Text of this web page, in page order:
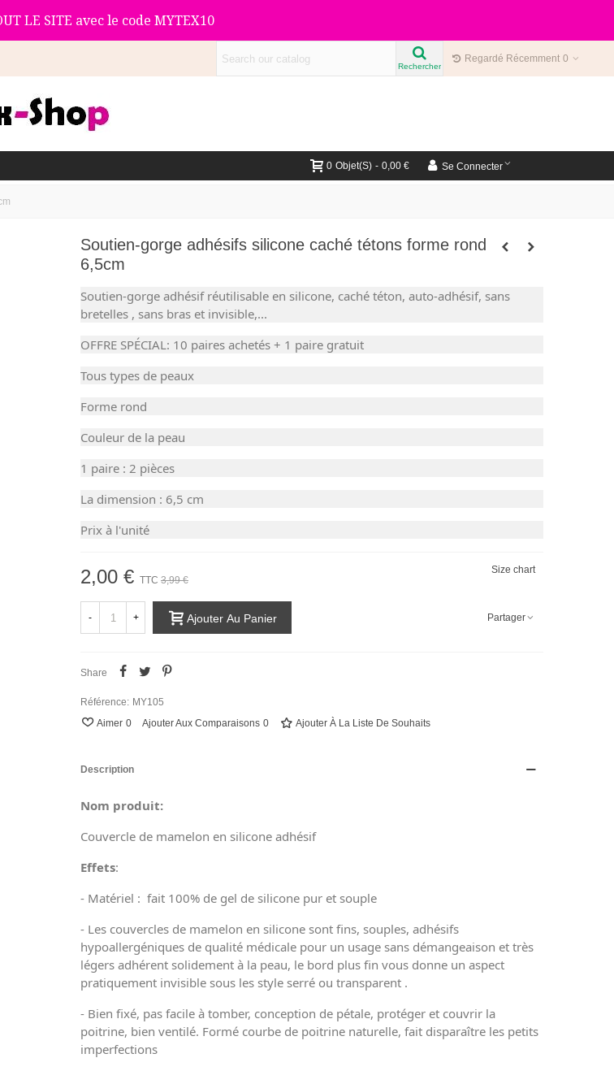
LE SITE avec le code MYTEX10
Rechercher
Regardé Récemment 0
0 Objet(s) - 0,00 € Se Connecter
Soutien-gorge adhésifs silicone caché tétons forme rond
6,5cm
Soutien-gorge adhésif réutilisable en silicone, caché téton, auto-adhésif, sans
bretelles , sans bras et invisible,...
OFFRE SPÉCIAL: 10 paires achetés + 1 paire gratuit
Tous types de peaux
Forme rond
Couleur de la peau
1 paire : 2 pièces
La dimension : 6,5 cm
Prix à l'unité
2,00 € TTC 3,99 €
Size chart
- + Ajouter Au Panier Partager
Share
Référence: MY105
Aimer 0 Ajouter Aux Comparaisons 0 Ajouter À La Liste De Souhaits
Description
Nom produit:
Couvercle de mamelon en silicone adhésif
Effets:
- Matériel : fait 100% de gel de silicone pur et souple
- Les couvercles de mamelon en silicone sont fins, souples, adhésifs
hypoallergéniques de qualité médicale pour un usage sans démangeaison et très
légers adhérent solidement à la peau, le bord plus fin vous donne un aspect
pratiquement invisible sous les style serré ou transparent .
- Bien fixé, pas facile à tomber, conception de pétale, protéger et couvrir la
poitrine, bien ventilé. Formé courbe de poitrine naturelle, fait disparaître les petits
imperfections